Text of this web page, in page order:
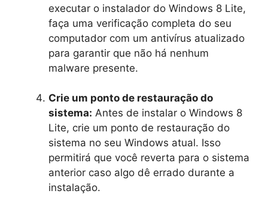
executar o instalador do Windows 8 Lite,
faça uma verificação completa do seu
computador com um antivírus atualizado
para garantir que não há nenhum
malware presente.
Crie um ponto de restauração do
sistema: Antes de instalar o Windows 8
Lite, crie um ponto de restauração do
sistema no seu Windows atual. Isso
permitirá que você reverta para o sistema
anterior caso algo dê errado durante a
instalação.